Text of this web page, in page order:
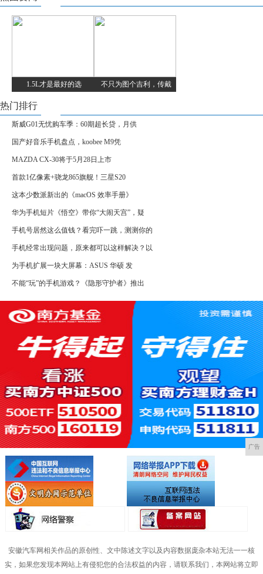
1.5L才是最好的选 不只为图个吉利，传戴
热门排行
斯威G01无忧购车季：60期超长贷，月供
国产好音乐手机盘点，koobee M9凭
MAZDA CX-30将于5月28日上市
首款1亿像素+骁龙865旗舰！三星S20
这本少数派新出的《macOS 效率手册》
华为手机短片《悟空》带你“大闹天宫”，疑
手机号居然这么值钱？看完吓一跳，测测你的
手机经常出现问题，原来都可以这样解决？以
为手机扩展一块大屏幕：ASUS 华硕 发
不能“玩”的手机游戏？《隐形守护者》推出
广告
安徽汽车网相关作品的原创性、文中陈述文字以及内容数据庞杂本站无法一一核
实，如果您发现本网站上有侵犯您的合法权益的内容，请联系我们，本网站将立即